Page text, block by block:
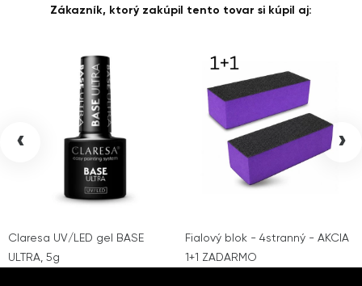
Zákazník, ktorý zakúpil tento tovar si kúpil aj:
Claresa UV/LED gel BASE
ULTRA, 5g
Fialový blok - 4stranný - AKCIA
1+1 ZADARMO
‹ ›